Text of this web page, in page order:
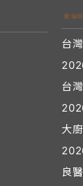
台
台
大
良